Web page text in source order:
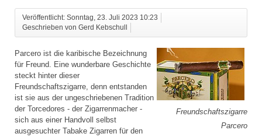
Veröffentlicht: Sonntag, 23. Juli 2023 10:23
Geschrieben von Gerd Kebschull
Freundschaftszigarre
Parcero
Parcero ist die karibische Bezeichnung
für Freund. Eine wunderbare Geschichte
steckt hinter dieser
Freundschaftszigarre, denn entstanden
ist sie aus der ungeschriebenen Tradition
der Torcedores - der Zigarrenmacher -
sich aus einer Handvoll selbst
ausgesuchter Tabake Zigarren für den